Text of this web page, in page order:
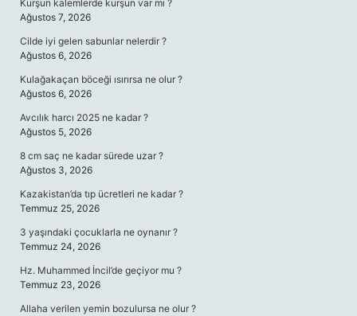
Kurşun kalemlerde kurşun var mı ?
Ağustos 7, 2026
Cilde iyi gelen sabunlar nelerdir ?
Ağustos 6, 2026
Kulağakaçan böceği ısırırsa ne olur ?
Ağustos 6, 2026
Avcılık harcı 2025 ne kadar ?
Ağustos 5, 2026
8 cm saç ne kadar sürede uzar ?
Ağustos 3, 2026
Kazakistan’da tıp ücretleri ne kadar ?
Temmuz 25, 2026
3 yaşındaki çocuklarla ne oynanır ?
Temmuz 24, 2026
Hz. Muhammed İncil’de geçiyor mu ?
Temmuz 23, 2026
Allaha verilen yemin bozulursa ne olur ?